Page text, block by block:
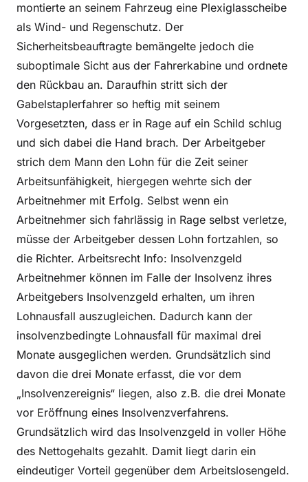
montierte an seinem Fahrzeug eine Plexiglasscheibe
als Wind- und Regenschutz. Der
Sicherheitsbeauftragte bemängelte jedoch die
suboptimale Sicht aus der Fahrerkabine und ordnete
den Rückbau an. Daraufhin stritt sich der
Gabelstaplerfahrer so heftig mit seinem
Vorgesetzten, dass er in Rage auf ein Schild schlug
und sich dabei die Hand brach. Der Arbeitgeber
strich dem Mann den Lohn für die Zeit seiner
Arbeitsunfähigkeit, hiergegen wehrte sich der
Arbeitnehmer mit Erfolg. Selbst wenn ein
Arbeitnehmer sich fahrlässig in Rage selbst verletze,
müsse der Arbeitgeber dessen Lohn fortzahlen, so
die Richter. Arbeitsrecht Info: Insolvenzgeld
Arbeitnehmer können im Falle der Insolvenz ihres
Arbeitgebers Insolvenzgeld erhalten, um ihren
Lohnausfall auszugleichen. Dadurch kann der
insolvenzbedingte Lohnausfall für maximal drei
Monate ausgeglichen werden. Grundsätzlich sind
davon die drei Monate erfasst, die vor dem
„Insolvenzereignis“ liegen, also z.B. die drei Monate
vor Eröffnung eines Insolvenzverfahrens.
Grundsätzlich wird das Insolvenzgeld in voller Höhe
des Nettogehalts gezahlt. Damit liegt darin ein
eindeutiger Vorteil gegenüber dem Arbeitslosengeld.